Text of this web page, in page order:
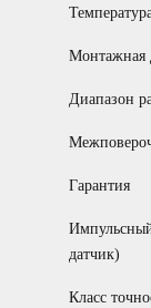
Монтажная
Диапазон
Гарантия
датчик)
Класс